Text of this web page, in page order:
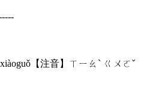
【注音】ㄒㄧㄠˋ ㄍㄨㄛˇ